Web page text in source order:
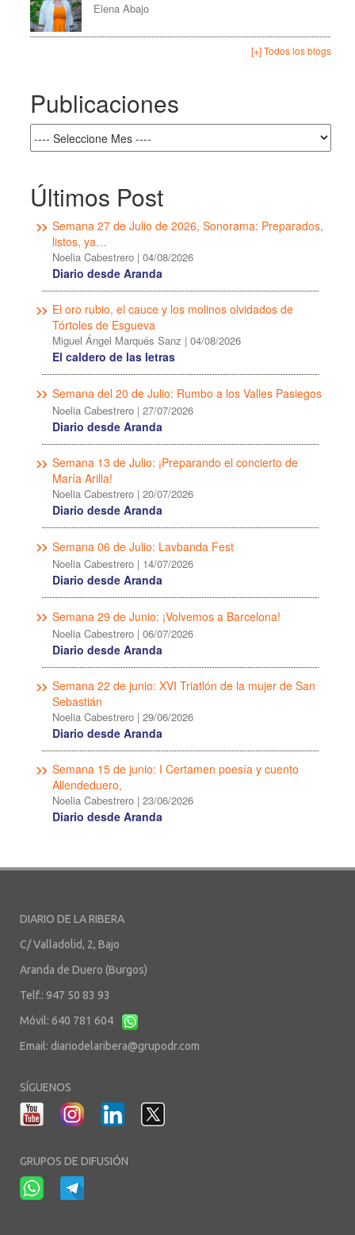
Elena Abajo
[+] Todos los blogs
Publicaciones
Últimos Post
Semana 27 de Julio de 2026, Sonorama: Preparados,
listos, ya…
Noelia Cabestrero | 04/08/2026
Diario desde Aranda
El oro rubio, el cauce y los molinos olvidados de
Tórtoles de Esgueva
Miguel Ángel Marqués Sanz | 04/08/2026
El caldero de las letras
Semana del 20 de Julio: Rumbo a los Valles Pasiegos
Noelia Cabestrero | 27/07/2026
Diario desde Aranda
Semana 13 de Julio: ¡Preparando el concierto de
María Arilla!
Noelia Cabestrero | 20/07/2026
Diario desde Aranda
Semana 06 de Julio: Lavbanda Fest
Noelia Cabestrero | 14/07/2026
Diario desde Aranda
Semana 29 de Junio: ¡Volvemos a Barcelona!
Noelia Cabestrero | 06/07/2026
Diario desde Aranda
Semana 22 de junio: XVI Triatlón de la mujer de San
Sebastián
Noelia Cabestrero | 29/06/2026
Diario desde Aranda
Semana 15 de junio: I Certamen poesía y cuento
Allendeduero,
Noelia Cabestrero | 23/06/2026
Diario desde Aranda
DIARIO DE LA RIBERA
C/ Valladolid, 2, Bajo
Aranda de Duero (Burgos)
Telf.: 947 50 83 93
Móvil: 640 781 604
Email: diariodelaribera@grupodr.com
SÍGUENOS
GRUPOS DE DIFUSIÓN